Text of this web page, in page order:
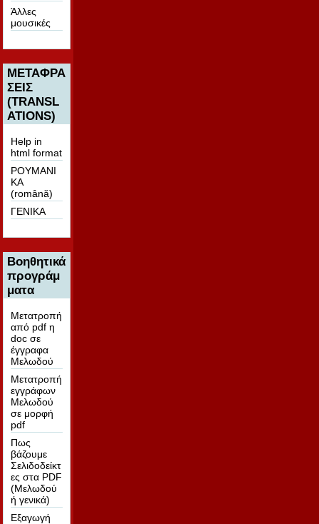
Άλλες
μουσικές
ΜΕΤΑΦΡΑ
ΣΕΙΣ
(TRANSL
ATIONS)
Help in
html format
ΡΟΥΜΑΝΙ
ΚΑ
(română)
ΓΕΝΙΚΑ
Βοηθητικά
προγράμ
ματα
Μετατροπή
από pdf η
doc σε
έγγραφα
Μελωδού
Μετατροπή
εγγράφων
Μελωδού
σε μορφή
pdf
Πως
βάζουμε
Σελιδοδείκτ
ες στα PDF
(Μελωδού
ή γενικά)
Εξαγωγή